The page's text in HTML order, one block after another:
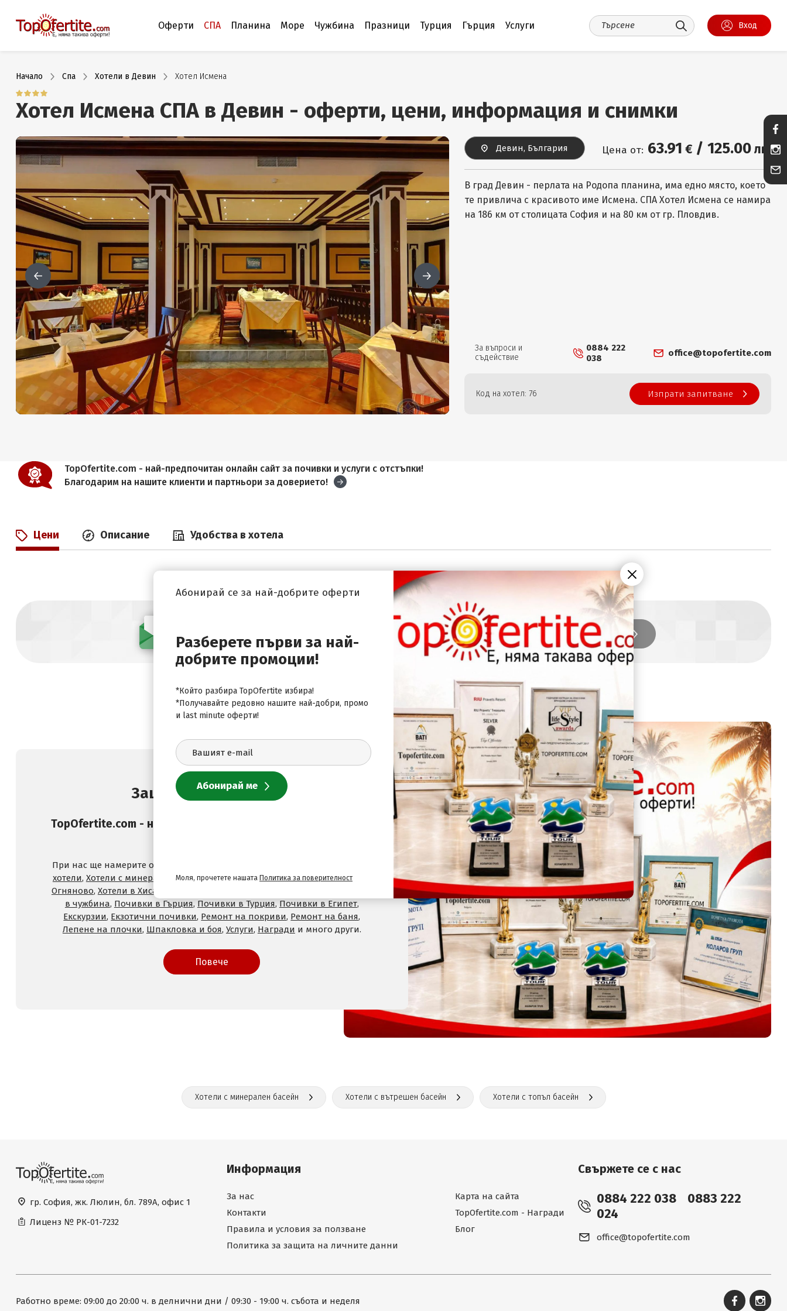
Оферти СПА Планина Море Чужбина Празници Турция Гърция Услуги Вход
Начало Спа Хотели в Девин Хотел Исмена
Хотел Исмена СПА в Девин - оферти, цени, информация и снимки
Девин, България Цена от: 63.91 € / 125.00лв.
В град Девин - перлата на Родопа планина, има едно място, което
те привлича с красивото име Исмена. СПА Хотел Исмена се намира
на 186 км от столицата София и на 80 км от гр. Пловдив.
За въпроси и
съдействие
0884 222
038
office@topofertite.com
Код на хотел: 76 Изпрати запитване
TopOfertite.com - най-предпочитан онлайн сайт за почивки и услуги с отстъпки!
Благодарим на нашите клиенти и партньори за доверието!
Цени Описание Удобства в хотела
Абонирай се за най-добрите оферти
Защо да изберете нас
TopOfertite.com - най-предпочитан онлайн сайт за почивки
При нас ще намерите оферти за
хотели, Хотели с минерален басейн,Хотели във Велинград,Хотели в село
Огняново, Хотели в Хисаря
в чужбина, Почивки в Гърция, Почивки в Турция, Почивки в Египет,
Екскурзии, Екзотични почивки, Ремонт на покриви, Ремонт на баня,
Лепене на плочки, Шпакловка и боя, Услуги, Награди и много други.
Повече
Хотели с минерален басейн Хотели с вътрешен басейн Хотели с топъл басейн
гр. София, жк. Люлин, бл. 789А, офис 1
Лиценз № РК-01-7232
Информация
За нас
Контакти
Правила и условия за ползване
Политика за защита на личните данни
Карта на сайта
TopOfertite.com - Награди
Блог
Свържете се с нас
0884 222 038
0883 222
024
office@topofertite.com
Работно време: 09:00 до 20:00 ч. в делнични дни / 09:30 - 19:00 ч. събота и неделя
Абонирай се за най-добрите оферти
Разберете първи за най-
добрите промоции!
*Който разбира TopOfertite избира!
*Получавайте редовно нашите най-добри, промо
и last minute оферти!
Моля, прочетете нашата Политика за поверителност